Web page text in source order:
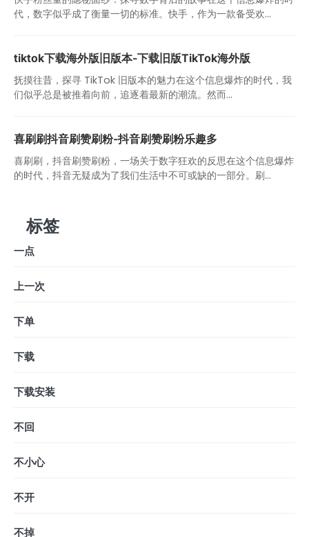
代，数字似乎成了衡量一切的标准。快手，作为一款备受欢...
tiktok下载海外版旧版本-下载旧版TikTok海外版
抚摸往昔，探寻 TikTok 旧版本的魅力在这个信息爆炸的时代，我
们似乎总是被推着向前，追逐着最新的潮流。然而...
喜刷刷抖音刷赞刷粉-抖音刷赞刷粉乐趣多
喜刷刷，抖音刷赞刷粉，一场关于数字狂欢的反思在这个信息爆炸
的时代，抖音无疑成为了我们生活中不可或缺的一部分。刷...
标签
一点
上一次
下单
下载
下载安装
不回
不小心
不开
不掉